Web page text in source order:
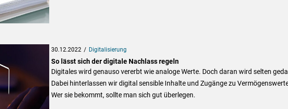
30.12.2022 Digitalisierung
So lässt sich der digitale Nachlass regeln
Digitales wird genauso vererbt wie analoge Werte. Doch daran wird selten
Dabei hinterlassen wir digital sensible Inhalte und Zugänge zu
Wer sie bekommt, sollte man sich gut überlegen.